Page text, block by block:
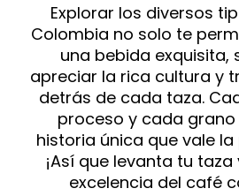
Explorar los diversos
Colombia no solo te
una bebida exquisita,
apreciar la rica cultura y
detrás de cada taza.
proceso y cada
historia única que vale
¡Así que levanta tu
excelencia del café